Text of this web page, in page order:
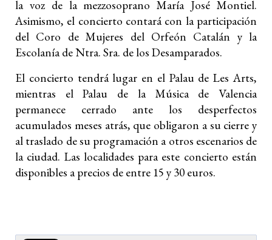
la voz de la mezzosoprano María José Montiel.
Asimismo, el concierto contará con la participación
del Coro de Mujeres del Orfeón Catalán y la
Escolanía de Ntra. Sra. de los Desamparados.
El concierto tendrá lugar en el Palau de Les Arts,
mientras el Palau de la Música de Valencia
permanece cerrado ante los desperfectos
acumulados meses atrás, que obligaron a su cierre y
al traslado de su programación a otros escenarios de
la ciudad. Las localidades para este concierto están
disponibles a precios de entre 15 y 30 euros.